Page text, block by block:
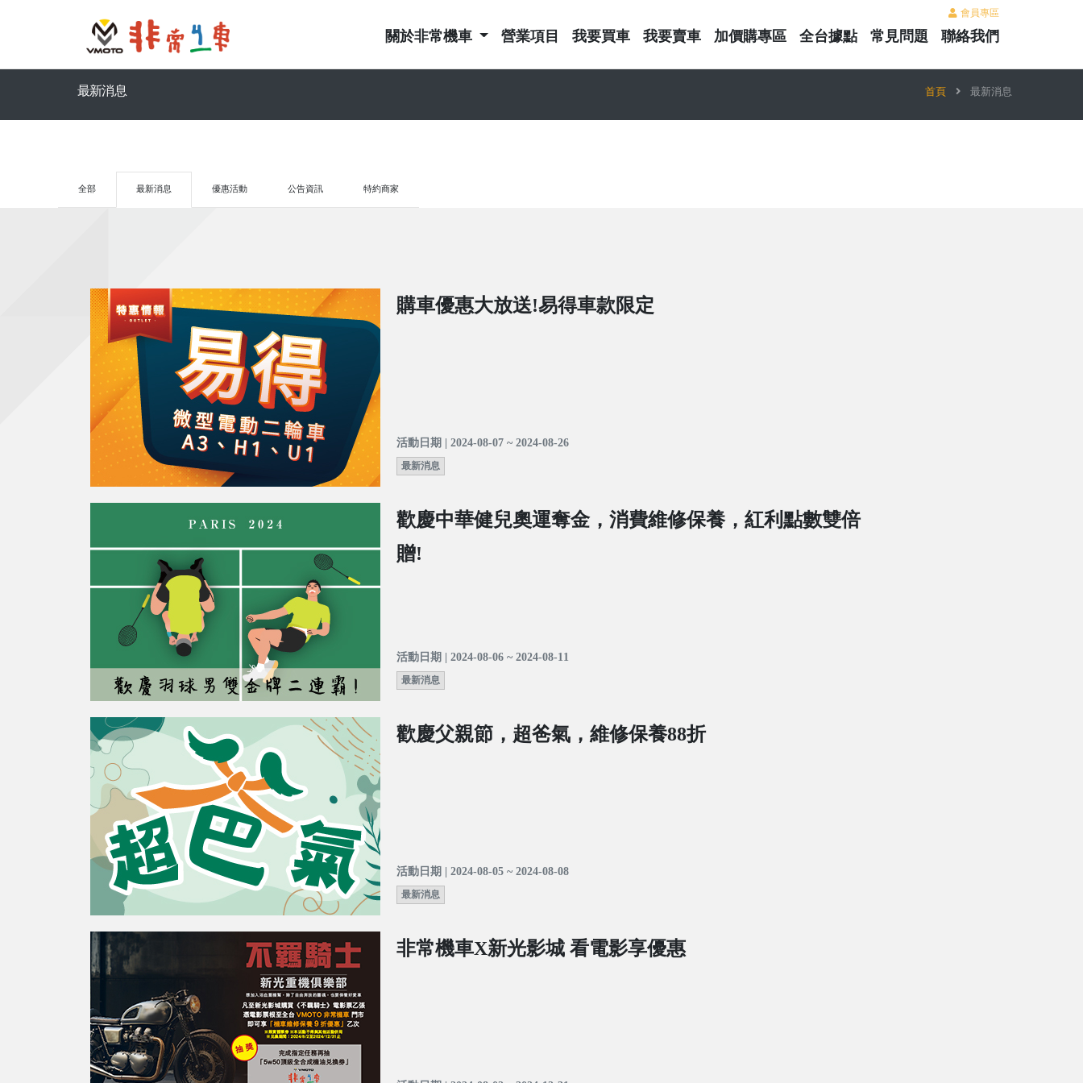
會員專區
關於非常機車 營業項目 我要買車 我要賣車 加價購專區 全台據點 常見問題 聯絡我們
最新消息 首頁 最新消息
全部 最新消息 優惠活動 公告資訊 特約商家
購車優惠大放送!易得車款限定
活動日期 | 2024-08-07 ~ 2024-08-26
最新消息
歡慶中華健兒奧運奪金，消費維修保養，紅利點數雙倍
贈!
活動日期 | 2024-08-06 ~ 2024-08-11
最新消息
歡慶父親節，超爸氣，維修保養88折
活動日期 | 2024-08-05 ~ 2024-08-08
最新消息
非常機車X新光影城 看電影享優惠